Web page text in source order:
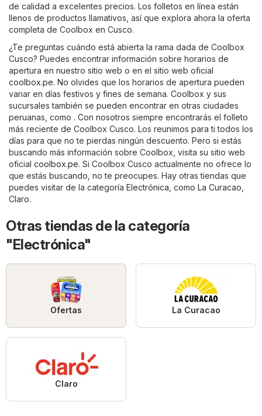
de calidad a excelentes precios. Los folletos en línea están
llenos de productos llamativos, así que explora ahora la oferta
completa de Coolbox en Cusco.
¿Te preguntas cuándo está abierta la rama dada de Coolbox
Cusco? Puedes encontrar información sobre horarios de
apertura en nuestro sitio web o en el sitio web oficial
coolbox.pe. No olvides que los horarios de apertura pueden
variar en días festivos y fines de semana. Coolbox y sus
sucursales también se pueden encontrar en otras ciudades
peruanas, como . Con nosotros siempre encontrarás el folleto
más reciente de Coolbox Cusco. Los reunimos para ti todos los
días para que no te pierdas ningún descuento. Pero si estás
buscando más información sobre Coolbox, visita su sitio web
oficial coolbox.pe. Si Coolbox Cusco actualmente no ofrece lo
que estás buscando, no te preocupes. Hay otras tiendas que
puedes visitar de la categoría Electrónica , como La Curacao
Claro.
Otras tiendas de la categoría
"Electrónica"
Ofertas La Curacao
Claro